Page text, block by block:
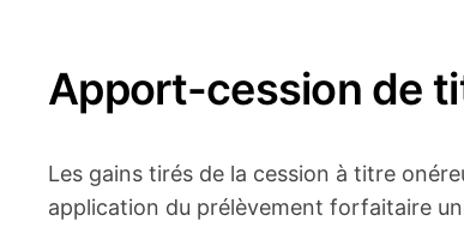
Apport-cession de
Les gains tirés de la cession à titre
application du prélèvement forfaitaire